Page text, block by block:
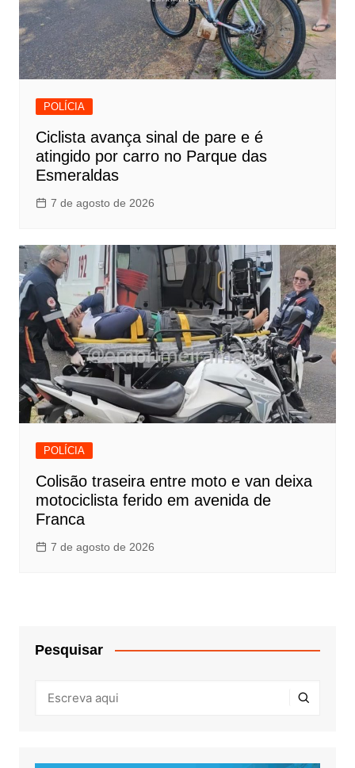
POLÍCIA
Ciclista avança sinal de pare e é
atingido por carro no Parque das
Esmeraldas
7 de agosto de 2026
POLÍCIA
Colisão traseira entre moto e van deixa
motociclista ferido em avenida de
Franca
7 de agosto de 2026
Pesquisar